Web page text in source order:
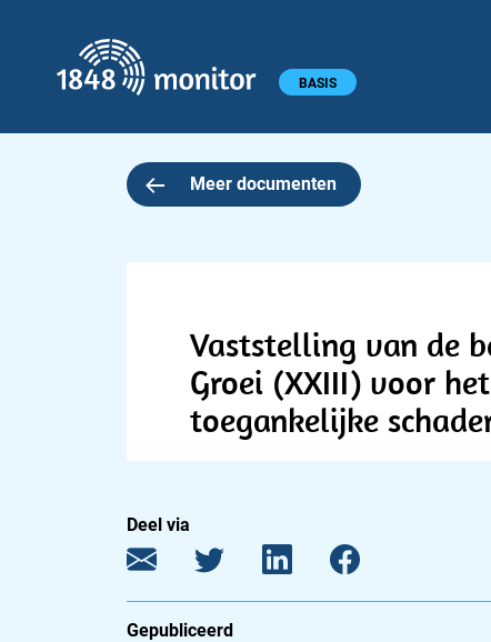
Hoofdmenu BASIS
Meer documenten
Vaststelling van de
Groei (XXIII) voor
toegankelijke
Deel via
Gepubliceerd